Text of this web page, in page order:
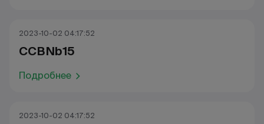
2023-10-02 04:17:52
CCBNb15
Подробнее
2023-10-02 04:17:52